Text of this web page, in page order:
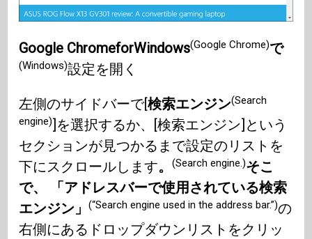
Google ChromeforWindows(Google Chrome)で
(Windows)設定を開く
左側のサイドバーで[検索エンジン(Search
engine) ]を選択するか、[検索エンジン]という
セクションが見つかるまで設定のリストを
下にスクロールします。(Search engine.)そこ
で、 「アドレスバーで使用されている検索
エンジン」(“Search engine used in the address bar.”)の
右側にあるドロップダウンリストをクリッ